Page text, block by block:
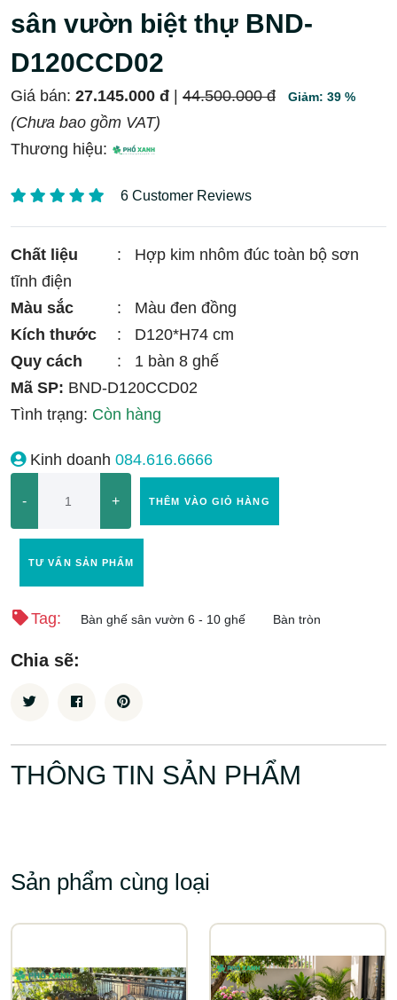
sân vườn biệt thự BND-
D120CCD02
Giá bán: 27.145.000 đ 44.500.000 đ Giảm: 39 %
(Chưa bao gồm VAT)
Thương hiệu:
6 Customer Reviews
Chất liệu :
Hợp kim nhôm đúc toàn bộ sơn
tĩnh điện
Màu sắc
:
Màu đen đồng
Kích thước
:
D120*H74 cm
Quy cách
:
1 bàn 8 ghế
Mã SP: BND-D120CCD02
Tình trạng: Còn hàng
Kinh doanh 084.616.6666
- + THÊM VÀO GIỎ HÀNG
TƯ VẤN SẢN PHẨM
Tag: Bàn ghế sân vườn 6 - 10 ghế Bàn tròn
Chia sẽ:
THÔNG TIN SẢN PHẨM
Sản phẩm cùng loại